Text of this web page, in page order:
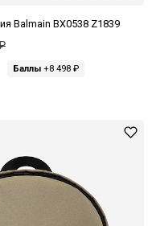
Balmain BX0538 Z1839
Баллы +8 498 ₽